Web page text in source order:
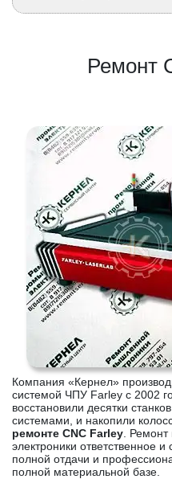
Ремонт
Компания «Кернел»
системой ЧПУ Farley с 2002
восстановили десятки
системами, и накопили
ремонте CNC Farley .
электроники ответственное
полной отдачи и
полной материальной базе.